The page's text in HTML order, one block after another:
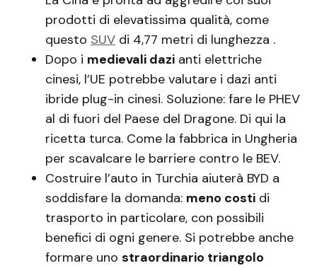
prodotti di elevatissima qualità, come
questo SUV di 4,77 metri di lunghezza .
Dopo i medievali dazi anti elettriche
cinesi, l’UE potrebbe valutare i dazi anti
ibride plug-in cinesi. Soluzione: fare le PHEV
al di fuori del Paese del Dragone. Di qui la
ricetta turca. Come la fabbrica in Ungheria
per scavalcare le barriere contro le BEV.
Costruire l’auto in Turchia aiuterà BYD a
soddisfare la domanda: meno costi di
trasporto in particolare, con possibili
benefici di ogni genere. Si potrebbe anche
formare uno straordinario triangolo